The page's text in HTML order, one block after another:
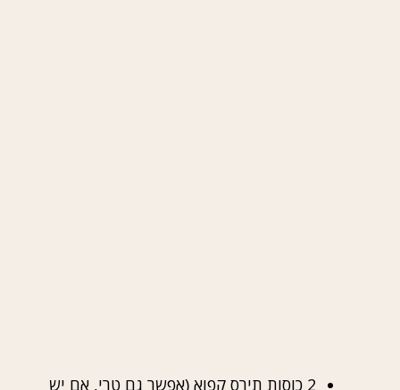
2 כוסות תירס קפוא (אפשר גם טרי, אם יש